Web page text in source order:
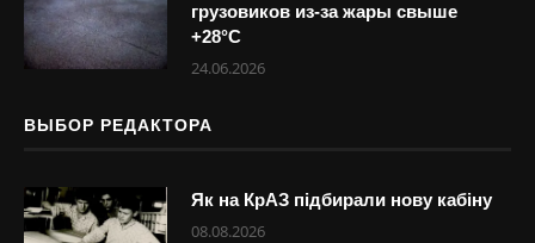
грузовиков из-за жары свыше
+28°С
24.06.2026
ВЫБОР РЕДАКТОРА
Як на КрАЗ підбирали нову кабіну
08.08.2026